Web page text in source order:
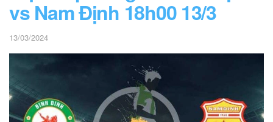
vs Nam Định 18h00 13/3
13/03/2024